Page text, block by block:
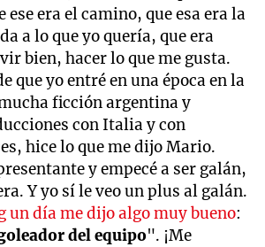
ese era el camino, que esa era la
a lo que yo quería, que era
bien, hacer lo que me gusta.
que yo entré en una época en la
ficción argentina y
con Italia y con
hice lo que me dijo Mario.
y empecé a ser galán,
Y yo sí le veo un plus al galán.
un día me dijo algo muy bueno:
del equipo". ¡Me